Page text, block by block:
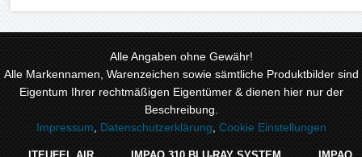
Alle Angaben ohne Gewähr!
Alle Markennamen, Warenzeichen sowie sämtliche Produktbilder sind
Eigentum Ihrer rechtmäßigen Eigentümer & dienen hier nur der
Beschreibung.
Impressum
Datenschutzerklärung Cookie Einstellungen